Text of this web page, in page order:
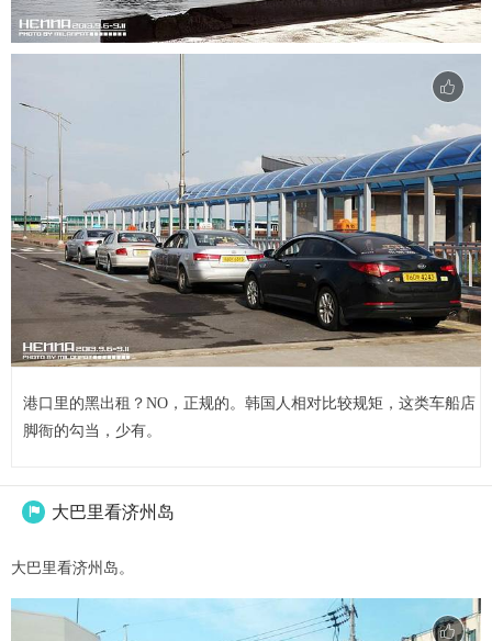
港口里的黑出租？NO，正规的。韩国人相对比较规矩，这类车船店
脚衙的勾当，少有。
 大巴里看济州岛
大巴里看济州岛。